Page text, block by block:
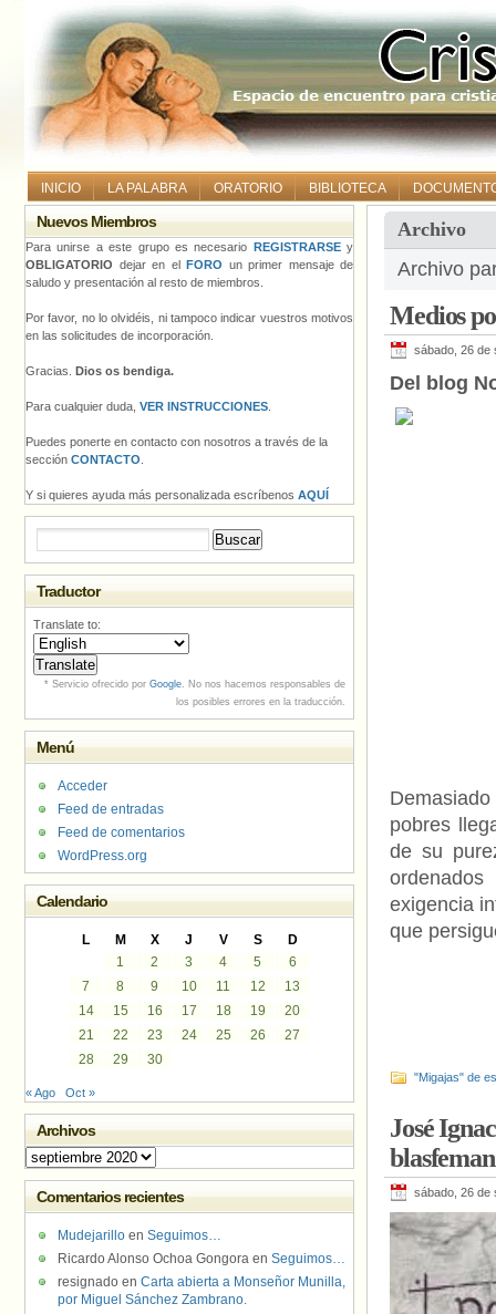
INICIO LA PALABRA ORATORIO BIBLIOTECA
Archivo
Archivo
Medios
sábado, 26 de
Del blog
pobres
de su
exigencia
que
"Migajas" de
José
sábado, 26 de
Nuevos Miembros
Para unirse a este grupo es necesario REGISTRARSEy
OBLIGATORIO dejar en el FORO un primer mensaje de
saludo y presentación al resto de miembros.
Por favor, no lo olvidéis, ni tampoco indicar vuestros motivos
en las solicitudes de incorporación.
Gracias. Dios os bendiga.
Para cualquier duda, VER INSTRUCCIONES
Puedes ponerte en contacto con nosotros a través de la
sección CONTACTO
Y si quieres ayuda más personalizada escríbenos AQUÍ
Traductor
Translate to:
* Servicio ofrecido por Google. No nos hacemos responsables de
los posibles errores en la traducción.
Menú
Acceder
Feed de entradas
Feed de comentarios
WordPress.org
Calendario
L M X J V S
D
1
2 3 4 5
6
7
8 9 10 11 12
13
14
15 16 17 18 19
20
21
22 23 24 25 26
27
28
29 30
« Ago Oct »
Archivos
Archivos
Comentarios recientes
Mudejarillo en Seguimos…
Ricardo Alonso Ochoa Gongora en Seguimos…
resignado en Carta abierta a Monseñor Munilla,
por Miguel Sánchez Zambrano.